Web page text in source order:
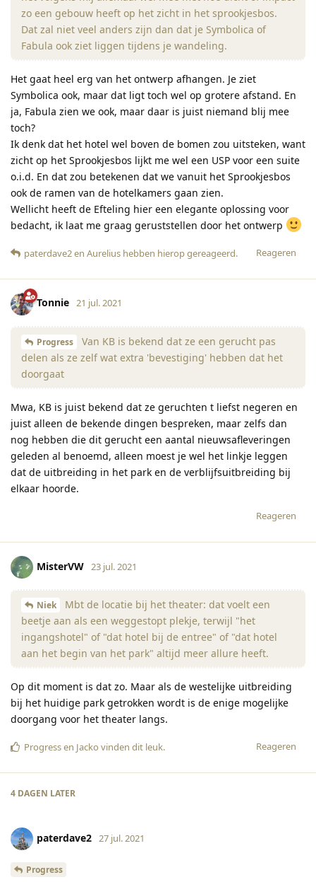
zo een gebouw heeft op het zicht in het sprookjesbos.
Dat zal niet veel anders zijn dan dat je Symbolica of
Fabula ook ziet liggen tijdens je wandeling.
Het gaat heel erg van het ontwerp afhangen. Je ziet
Symbolica ook, maar dat ligt toch wel op grotere afstand. En
ja, Fabula zien we ook, maar daar is juist niemand blij mee
toch?
Ik denk dat het hotel wel boven de bomen zou uitsteken, want
zicht op het Sprookjesbos lijkt me wel een USP voor een suite
o.i.d. En dat zou betekenen dat we vanuit het Sprookjesbos
ook de ramen van de hotelkamers gaan zien.
Wellicht heeft de Efteling hier een elegante oplossing voor
bedacht, ik laat me graag geruststellen door het ontwerp
Reageren
paterdave2en Aurelius hebben hierop gereageerd.
Tonnie 21 jul. 2021
Progress
Van KB is bekend dat ze een gerucht pas
delen als ze zelf wat extra 'bevestiging' hebben dat het
doorgaat
Mwa, KB is juist bekend dat ze geruchten t liefst negeren en
juist alleen de bekende dingen bespreken, maar zelfs dan
nog hebben die dit gerucht een aantal nieuwsafleveringen
geleden al benoemd, alleen moest je wel het linkje leggen
dat de uitbreiding in het park en de verblijfsuitbreiding bij
elkaar hoorde.
Reageren
MisterVW 23 jul. 2021
Niek
Mbt de locatie bij het theater: dat voelt een
beetje aan als een weggestopt plekje, terwijl "het
ingangshotel" of "dat hotel bij de entree" of "dat hotel
aan het begin van het park" altijd meer allure heeft.
Op dit moment is dat zo. Maar als de westelijke uitbreiding
bij het huidige park getrokken wordt is de enige mogelijke
doorgang voor het theater langs.
Reageren
Progressen Jacko vinden dit leuk.
4 DAGEN LATER
paterdave2 27 jul. 2021
Progress